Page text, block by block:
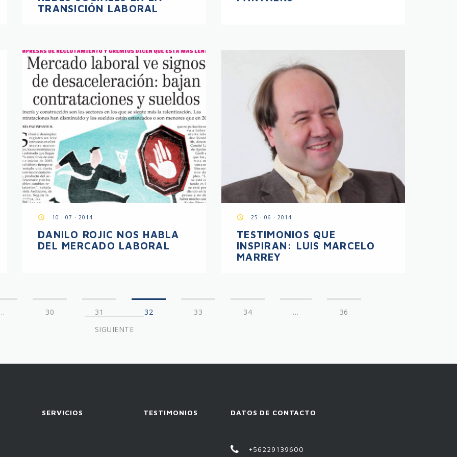
TRANSICIÓN LABORAL
access_time 10 · 07 · 2014
DANILO ROJIC NOS HABLA
DEL MERCADO LABORAL
access_time 25 · 06 · 2014
TESTIMONIOS QUE
INSPIRAN: LUIS MARCELO
MARREY
… 30 31 32 33 34 …
36
SIGUIENTE
SERVICIOS TESTIMONIOS DATOS DE CONTACTO
+56229139600